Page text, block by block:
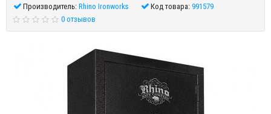
Производитель:Rhino Ironworks Код товара:991579
0 отзывов